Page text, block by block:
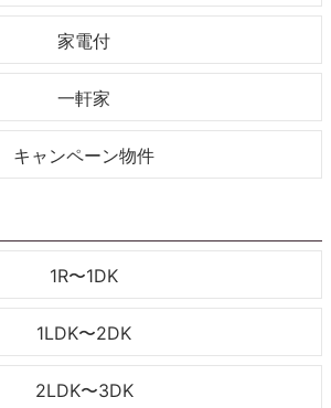
家電付
一軒家
キャンペーン物件
1R〜1DK
1LDK〜2DK
2LDK〜3DK